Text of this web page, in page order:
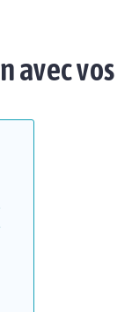
avec vos